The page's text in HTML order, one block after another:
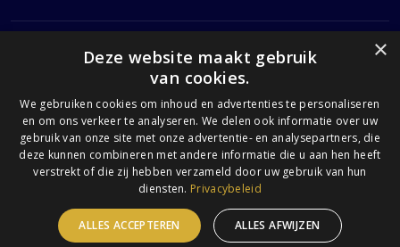
Gecertificeerd24/7 Beschikbaar
Volledig Verzekerd
© 2026 Slotenmaker 24 uur. Alle rechten voorbehouden. |
Algemene Voorwaarden
×
Deze website maakt gebruik
van cookies.
We gebruiken cookies om inhoud en advertenties te personaliseren
en om ons verkeer te analyseren. We delen ook informatie over uw
gebruik van onze site met onze advertentie- en analysepartners, die
deze kunnen combineren met andere informatie die u aan hen heeft
verstrekt of die zij hebben verzameld door uw gebruik van hun
diensten. Privacybeleid
ALLES ACCEPTEREN ALLES AFWIJZEN